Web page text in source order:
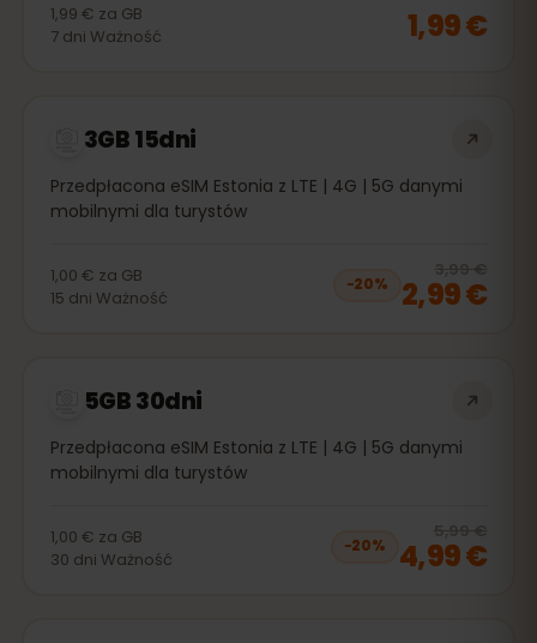
1,99 € za GB
7 dni Ważność 1,99 €
3GB 15dni
Przedpłacona eSIM Estonia z LTE | 4G | 5G danymi
mobilnymi dla turystów
1,00 € za GB
15 dni Ważność
−20%
3,99 €
2,99 €
5GB 30dni
Przedpłacona eSIM Estonia z LTE | 4G | 5G danymi
mobilnymi dla turystów
1,00 € za GB
30 dni Ważność
−20%
5,99 €
4,99 €